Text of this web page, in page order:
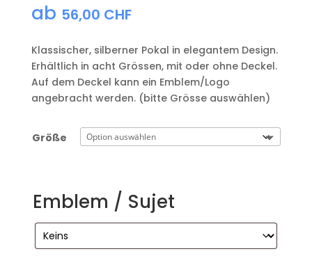
ab 56,00 CHF
Klassischer, silberner Pokal in elegantem Design.
Erhältlich in acht Grössen, mit oder ohne Deckel.
Auf dem Deckel kann ein Emblem/Logo
angebracht werden. (bitte Grösse auswählen)
Größe
Emblem / Sujet